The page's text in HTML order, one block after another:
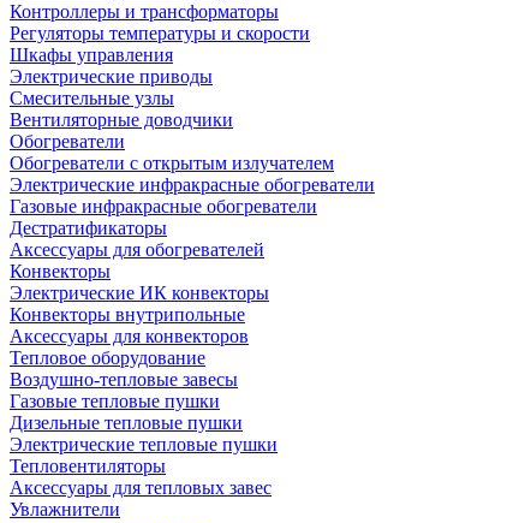
Контроллеры и трансформаторы
Регуляторы температуры и скорости
Шкафы управления
Электрические приводы
Смесительные узлы
Вентиляторные доводчики
Обогреватели
Обогреватели с открытым излучателем
Электрические инфракрасные обогреватели
Газовые инфракрасные обогреватели
Дестратификаторы
Аксессуары для обогревателей
Конвекторы
Электрические ИК конвекторы
Конвекторы внутрипольные
Аксессуары для конвекторов
Тепловое оборудование
Воздушно-тепловые завесы
Газовые тепловые пушки
Дизельные тепловые пушки
Электрические тепловые пушки
Тепловентиляторы
Аксессуары для тепловых завес
Увлажнители